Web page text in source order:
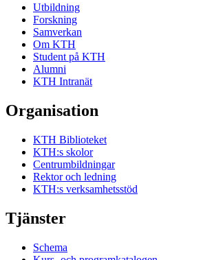
Utbildning
Forskning
Samverkan
Om KTH
Student på KTH
Alumni
KTH Intranät
Organisation
KTH Biblioteket
KTH:s skolor
Centrumbildningar
Rektor och ledning
KTH:s verksamhetsstöd
Tjänster
Schema